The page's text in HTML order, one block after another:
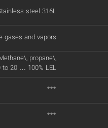
steel 316L
gases and vapors
propane\,
to 20 … 100% LEL
***
***